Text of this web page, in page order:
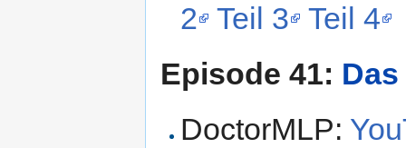
2 Teil 3 Teil 4
Episode 41:
DoctorMLP: